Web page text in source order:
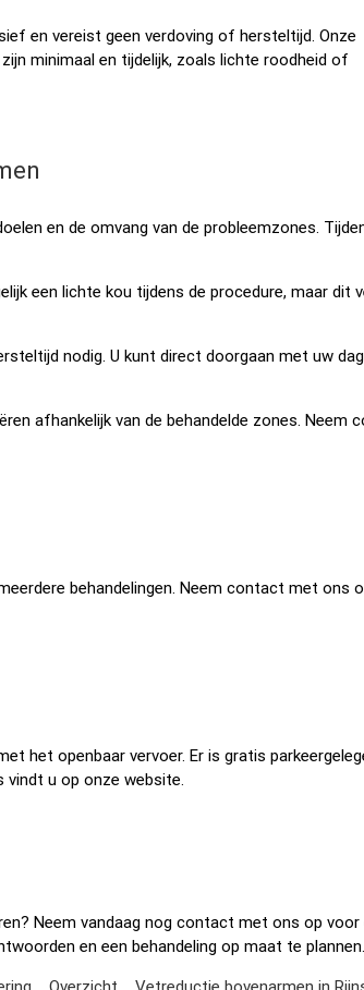
en vereist geen verdoving of hersteltijd. Onze
minimaal en tijdelijk, zoals lichte roodheid of
en de omvang van de probleemzones.
een lichte kou tijdens de procedure, maar dit
nodig. U kunt direct doorgaan met uw
afhankelijk van de behandelde zones. Neem
behandelingen. Neem contact met ons
het openbaar vervoer. Er is gratis
u op onze website.
Neem vandaag nog contact met ons op voor
en een behandeling op maat te plannen.